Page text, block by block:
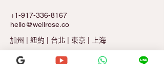
+1-917-336-8167
hello@wellrose.co
加州 | 紐約 | 台北 | 東京 | 上海